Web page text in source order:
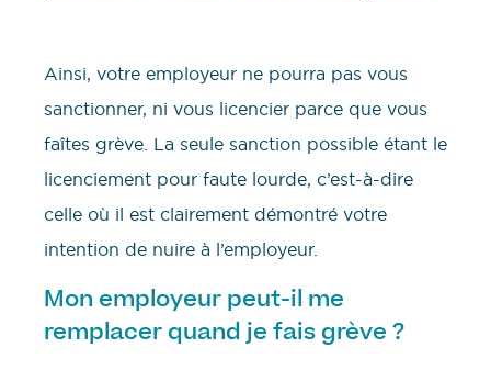
Ainsi, votre employeur ne pourra pas vous
sanctionner, ni vous licencier parce que vous
faîtes grève. La seule sanction possible étant le
licenciement pour faute lourde, c’est-à-dire
celle où il est clairement démontré votre
intention de nuire à l’employeur.
Mon employeur peut-il me
remplacer quand je fais grève ?